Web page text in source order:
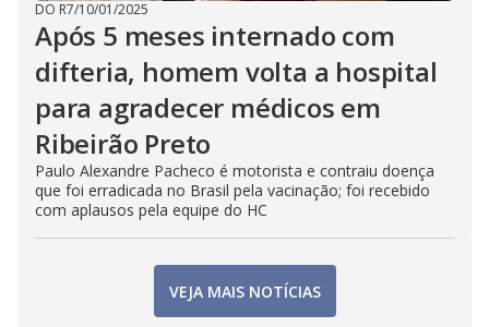
DO R7/10/01/2025
Após 5 meses internado com
difteria, homem volta a hospital
para agradecer médicos em
Ribeirão Preto
Paulo Alexandre Pacheco é motorista e contraiu doença
que foi erradicada no Brasil pela vacinação; foi recebido
com aplausos pela equipe do HC
VEJA MAIS NOTÍCIAS